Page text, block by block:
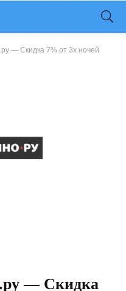
— Скидка 7% от 3х ночей
— Скидка